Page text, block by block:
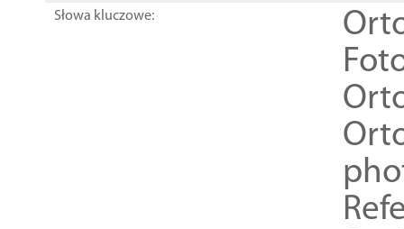
Słowa kluczowe: